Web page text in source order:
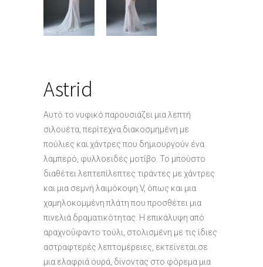
Astrid
Αυτό το νυφικό παρουσιάζει μια λεπτή
σιλουέτα, περίτεχνα διακοσμημένη με
πούλιες και χάντρες που δημιουργούν ένα
λαμπερό, φυλλοειδές μοτίβο. Το μπούστο
διαθέτει λεπτεπίλεπτες τιράντες με χάντρες
και μια σεμνή λαιμόκοψη V, όπως και μια
χαμηλοκομμένη πλάτη που προσθέτει μια
πινελιά δραματικότητας. Η επικάλυψη από
αραχνοΰφαντο τούλι, στολισμένη με τις ίδιες
αστραφτερές λεπτομέρειες, εκτείνεται σε
μια ελαφριά ουρά, δίνοντας στο φόρεμα μια